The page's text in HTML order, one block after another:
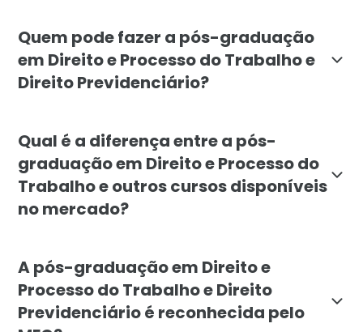
Quem pode fazer a pós-graduação
em Direito e Processo do Trabalho e
Direito Previdenciário?
Qual é a diferença entre a pós-
graduação em Direito e Processo do
Trabalho e outros cursos disponíveis
no mercado?
A pós-graduação em Direito e
Processo do Trabalho e Direito
Previdenciário é reconhecida pelo